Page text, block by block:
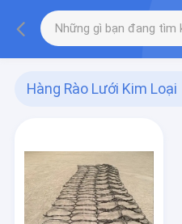
Hàng Rào Lưới Kim Loại